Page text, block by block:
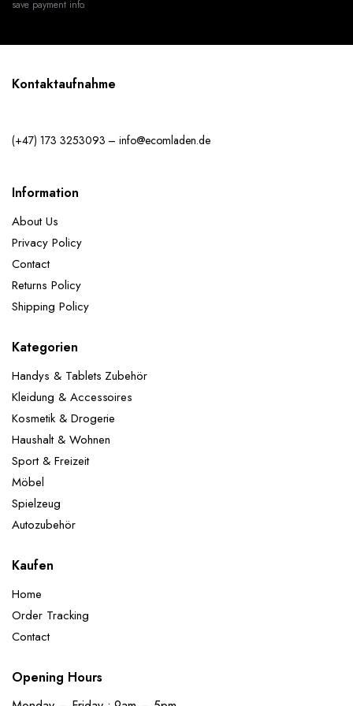
save payment info.
Kontaktaufnahme
(+47) 173 3253093 – info@ecomladen.de
Information
About Us
Privacy Policy
Contact
Returns Policy
Shipping Policy
Kategorien
Handys & Tablets Zubehör
Kleidung & Accessoires
Kosmetik & Drogerie
Haushalt & Wohnen
Sport & Freizeit
Möbel
Spielzeug
Autozubehör
Kaufen
Home
Order Tracking
Contact
Opening Hours